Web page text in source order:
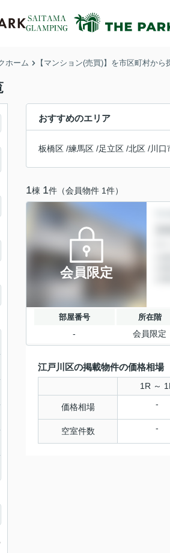
ホーム 【マンション(売買)】を市区町村から
おすすめのエリア
板橋区 /練馬区 /足立区 /北区 /川口
1棟 1件（会員物件 1件）
会員限定
部屋番号 所在階
- 会員限定
江戸川区の掲載物件の価格相場
1R ～
価格相場 -
空室件数 -